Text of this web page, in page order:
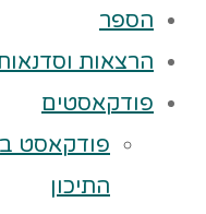
הספר
הרצאות
פודקאסטים
פודקאסט
התיכון